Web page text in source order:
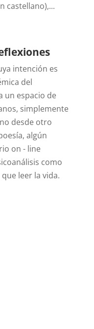
castellano),...
intención es
del
un espacio de
simplemente
desde otro
algún
on - line
como
leer la vida.